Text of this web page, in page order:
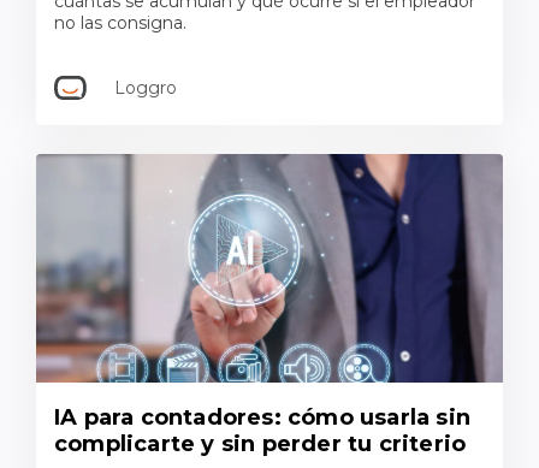
no las consigna.
Loggro
IA para contadores: cómo usarla sin
complicarte y sin perder tu criterio